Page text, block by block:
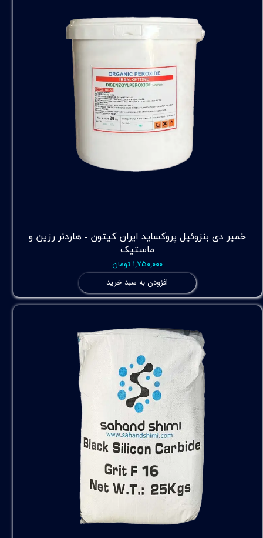
خمیر دی بنزوئیل پروکساید ایران کیتون - هاردنر رزین و
ماستیک
۱,۷۵۰,۰۰۰ تومان
افزودن به سبد خرید